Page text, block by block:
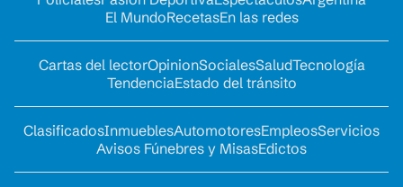
El MundoRecetasEn las redes
Cartas del lectorOpinionSocialesSaludTecnología
TendenciaEstado del tránsito
ClasificadosInmueblesAutomotoresEmpleosServicios
Avisos Fúnebres y MisasEdictos